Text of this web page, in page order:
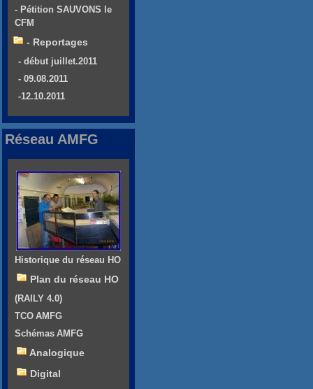
- Pétition SAUVONS le
CFM
- Reportages
- début juillet.2011
- 09.08.2011
-12.10.2011
Réseau AMFG
Historique du réseau HO
Plan du réseau HO
(RAILY 4.0)
TCO AMFG
Schémas AMFG
Analogique
Digital